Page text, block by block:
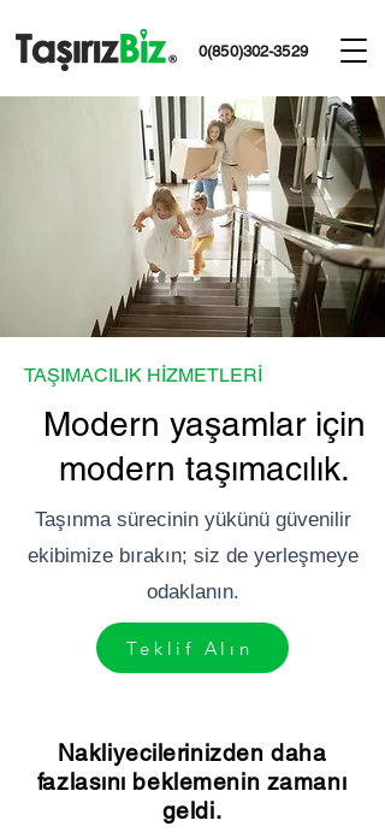
0(850)302-3529
TAŞIMACILIK HİZMETLERİ
Modern yaşamlar için
modern taşımacılık.
Taşınma sürecinin yükünü güvenilir
ekibimize bırakın; siz de yerleşmeye
odaklanın.
Teklif Alın
Nakliyecilerinizden daha
fazlasını beklemenin zamanı
geldi.